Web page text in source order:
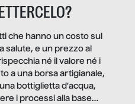
che hanno un costo sul
salute, e un prezzo al
né il valore né i
a una borsa artigianale,
bottiglietta d’acqua,
i processi alla base